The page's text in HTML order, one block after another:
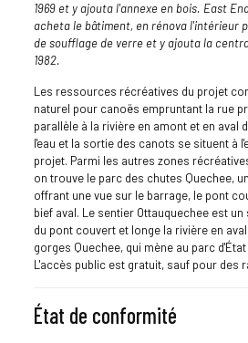
1969 et y ajouta l'annexe en bois. East
acheta le bâtiment, en rénova l'intérieur
de soufflage de verre et y ajouta la
1982.
Les ressources récréatives du projet
naturel pour canoës empruntant la rue
parallèle à la rivière en amont et en aval
l'eau et la sortie des canots se situent à
projet. Parmi les autres zones
on trouve le parc des chutes Quechee,
offrant une vue sur le barrage, le pont
bief aval. Le sentier Ottauquechee est
du pont couvert et longe la rivière en
gorges Quechee, qui mène au parc
L'accès public est gratuit, sauf pour des
État de conformité